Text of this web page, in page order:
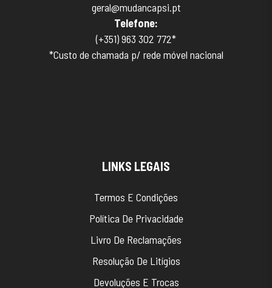
geral@mudancapsi.pt
Telefone:
(+351)963 302 772*
*Custo de chamada p/ rede móvel nacional
LINKS LEGAIS
Termos E Condições
Política De Privacidade
Livro De Reclamações
Resolução De Litígios
Devoluções E Trocas